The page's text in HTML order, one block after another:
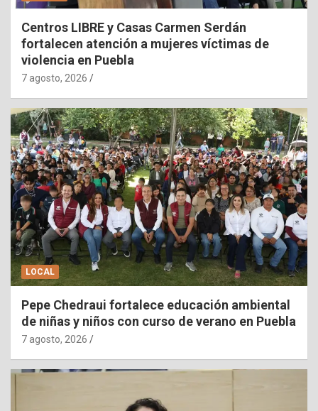
Centros LIBRE y Casas Carmen Serdán
fortalecen atención a mujeres víctimas de
violencia en Puebla
7 agosto, 2026
LOCAL
Pepe Chedraui fortalece educación ambiental
de niñas y niños con curso de verano en Puebla
7 agosto, 2026